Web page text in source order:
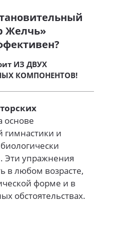
Желчь»
ИЗ ДВУХ
КОМПОНЕНТОВ!
основе
гимнастики и
Эти упражнения
в любом возрасте,
форме и в
обстоятельствах.